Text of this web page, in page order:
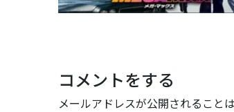
コメントをする
メールアドレスが公開されること